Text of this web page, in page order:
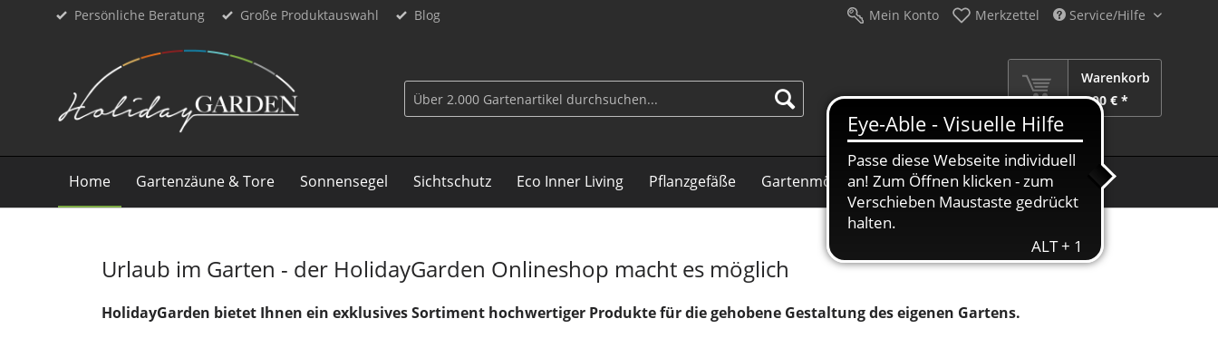
Persönliche Beratung Große Produktauswahl Blog Mein Konto Merkzettel Service/Hilfe
Warenkorb
0,00 € *
Home Gartenzäune & Tore Sonnensegel Sichtschutz Eco Inner Living Pflanzgefäße Gartenmöbel Schirme Dekoration Sale %
Urlaub im Garten - der HolidayGarden Onlineshop macht es möglich
HolidayGarden bietet Ihnen ein exklusives Sortiment hochwertiger Produkte für die gehobene Gestaltung des eigenen Gartens.